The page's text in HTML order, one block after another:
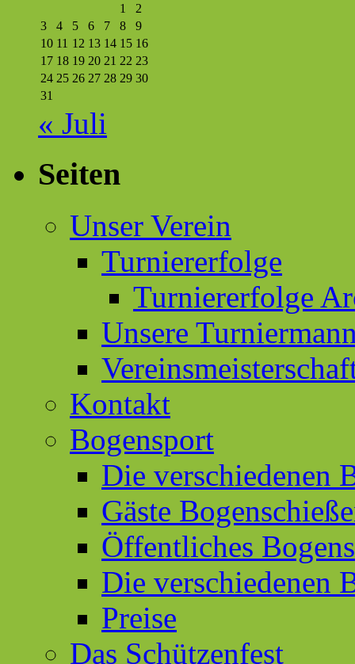
1
2
3
4 5 6 7 8
9
10 11 12 13 14 15 16
17 18 19 20 21 22 23
24 25 26 27 28 29 30
31
« Juli
Seiten
Unser Verein
Turniererfolge
Turniererfolge
Unsere
Kontakt
Bogensport
Die verschiedenen
Gäste
Öffentliches
Die verschiedenen
Preise
Das Schützenfest